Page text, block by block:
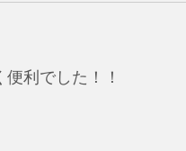
利でした！！